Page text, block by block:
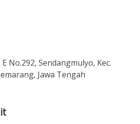
No.292, Sendangmulyo, Kec.
Jawa Tengah